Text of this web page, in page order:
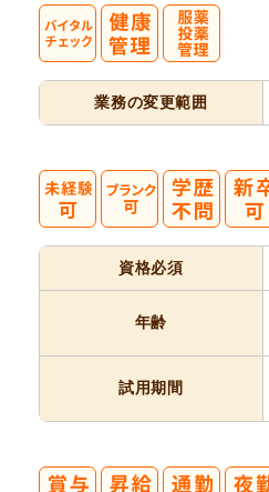
業務の変更範囲
資格必須
年齢
試用期間